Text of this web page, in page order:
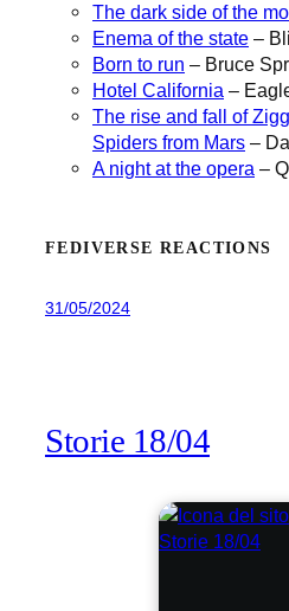
The dark side of the
Enema of the state –
Born to run – Bruce
Hotel California –
The rise and fall of
Spiders from Mars –
A night at the opera –
FEDIVERSE REACTIONS
31/05/2024
Storie 18/04
Storie 18/04